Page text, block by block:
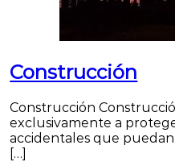
Construcción
Construcción
exclusivamente a
accidentales que
[…]